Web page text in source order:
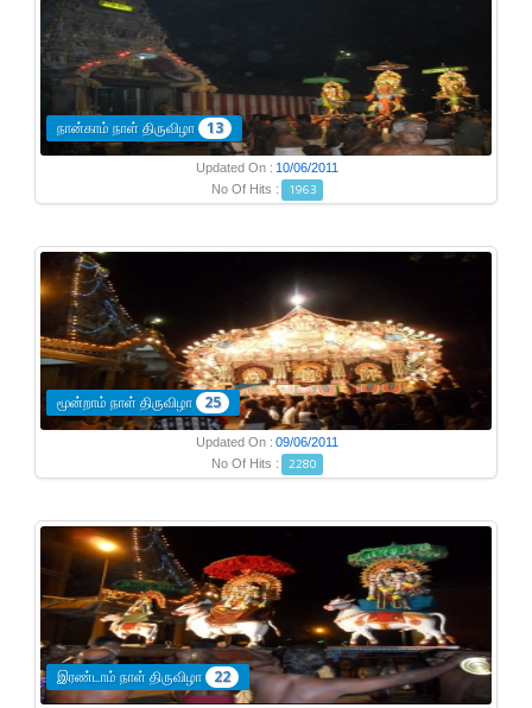
நான்காம் நாள் திருவிழா 13
Updated On : 10/06/2011
No Of Hits :
1963
மூன்றாம் நாள் திருவிழா 25
Updated On : 09/06/2011
No Of Hits :
2280
இரண்டாம் நாள் திருவிழா 22